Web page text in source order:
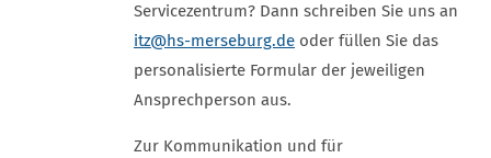
Servicezentrum? Dann schreiben Sie uns an
itz@hs-merseburg.de oder füllen Sie das
personalisierte Formular der jeweiligen
Ansprechperson aus.
Zur Kommunikation und für